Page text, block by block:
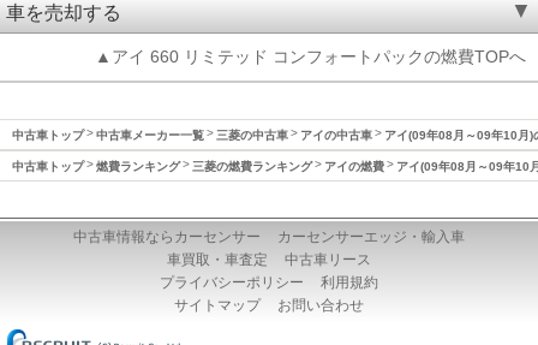
車を売却する
▲アイ 660 リミテッド コンフォートパックの燃費TOPへ
中古車トップ 中古車メーカー一覧 三菱の中古車 アイの中古車 アイ(09年08月～09年10月)
中古車トップ 燃費ランキング 三菱の燃費ランキング アイの燃費 アイ(09年08月～09年10
中古車情報ならカーセンサー
カーセンサーエッジ・輸入車
車買取・車査定
中古車リース
プライバシーポリシー
利用規約
サイトマップ
お問い合わせ